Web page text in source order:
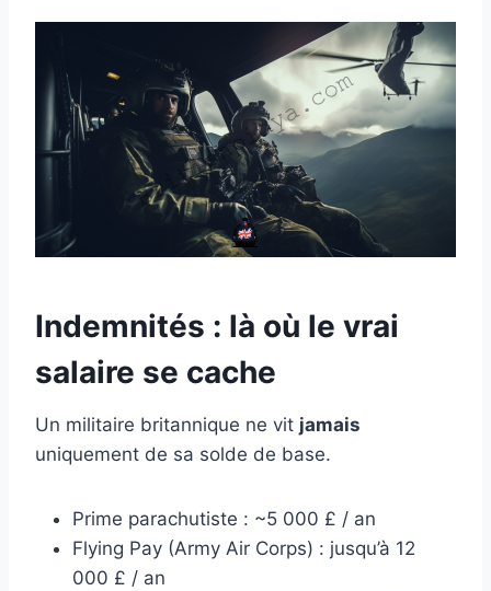
Indemnités : là où le vrai
salaire se cache
Un militaire britannique ne vit jamais
uniquement de sa solde de base.
Prime parachutiste : ~5 000 £ / an
Flying Pay (Army Air Corps) : jusqu’à 12
000 £ / an